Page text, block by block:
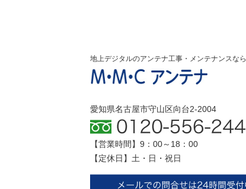
地上デジタルのアンテナ工事・メンテナンスなら
愛知県名古屋市守山区向台2-2004
【営業時間】9：00～18：00
【定休日】土・日・祝日